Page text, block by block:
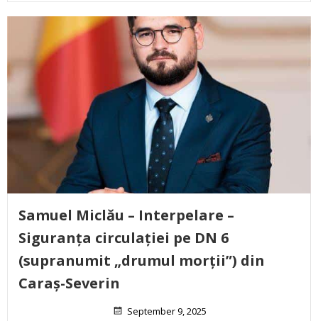
Samuel Miclău – Interpelare –
Siguranța circulației pe DN 6
(supranumit „drumul morții”) din
Caraș-Severin
September 9, 2025